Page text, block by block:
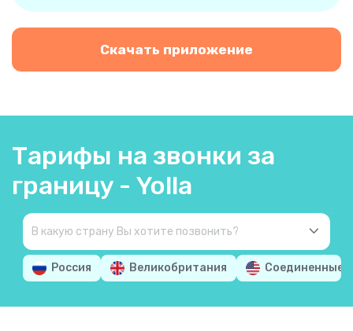
Скачать приложение
Тарифы на звонки за
границу - Yolla
Россия Великобритания Соединенные